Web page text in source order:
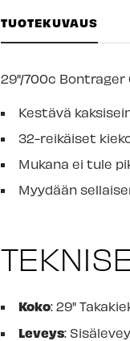
TUOTEKUVAUS
29"/700c Bontrager
Kestävä
32-reikäiset
Mukana ei tule
Myydään
Koko: 29"
Leveys: S